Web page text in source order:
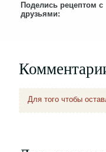
Поделись рецептом с
друзьями:
Для того чтобы